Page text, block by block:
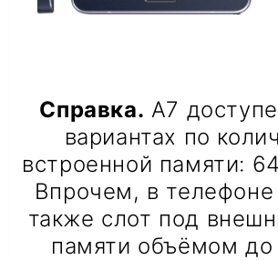
Справка. А7
вариантах по
встроенной памяти:
Впрочем, в
также слот под
памяти объёмом до